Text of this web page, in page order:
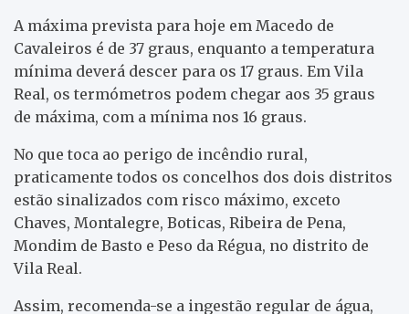
A máxima prevista para hoje em Macedo de
Cavaleiros é de 37 graus, enquanto a temperatura
mínima deverá descer para os 17 graus. Em Vila
Real, os termómetros podem chegar aos 35 graus
de máxima, com a mínima nos 16 graus.
No que toca ao perigo de incêndio rural,
praticamente todos os concelhos dos dois distritos
estão sinalizados com risco máximo, exceto
Chaves, Montalegre, Boticas, Ribeira de Pena,
Mondim de Basto e Peso da Régua, no distrito de
Vila Real.
Assim, recomenda-se a ingestão regular de água,